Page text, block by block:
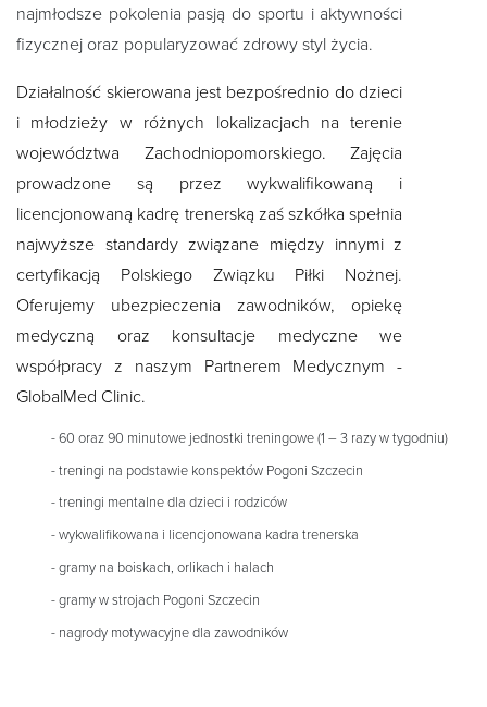
najmłodsze pokolenia pasją do sportu i aktywności
fizycznej oraz popularyzować zdrowy styl życia.
Działalność skierowana jest bezpośrednio do dzieci
i młodzieży w różnych lokalizacjach na terenie
województwa Zachodniopomorskiego. Zajęcia
prowadzone są przez wykwalifikowaną i
licencjonowaną kadrę trenerską zaś szkółka spełnia
najwyższe standardy związane między innymi z
certyfikacją Polskiego Związku Piłki Nożnej.
Oferujemy ubezpieczenia zawodników, opiekę
medyczną oraz konsultacje medyczne we
współpracy z naszym Partnerem Medycznym -
GlobalMed Clinic.
- 60 oraz 90 minutowe jednostki treningowe (1 – 3 razy w tygodniu)
- treningi na podstawie konspektów Pogoni Szczecin
- treningi mentalne dla dzieci i rodziców
- wykwalifikowana i licencjonowana kadra trenerska
- gramy na boiskach, orlikach i halach
- gramy w strojach Pogoni Szczecin
- nagrody motywacyjne dla zawodników